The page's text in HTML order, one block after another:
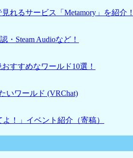
れるサービス「Metamory」を紹介
・Steam Audioなど！
すすめなワールド10選！
いワールド (VRChat)
！」イベント紹介（寄稿）